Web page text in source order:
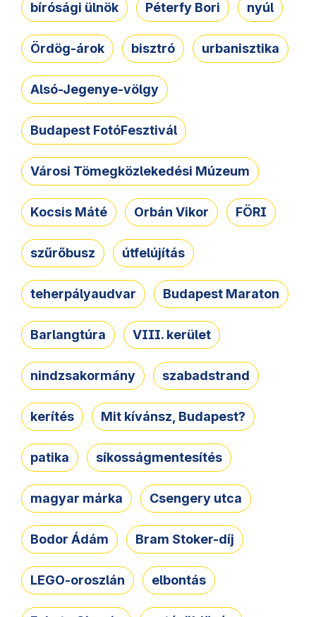
bírósági ülnök Péterfy Bori nyúl
Ördög-árok bisztró urbanisztika
Alsó-Jegenye-völgy
Budapest FotóFesztivál
Városi Tömegközlekedési Múzeum
Kocsis Máté Orbán Vikor FÖRI
szűrőbusz útfelújítás
teherpályaudvar Budapest Maraton
Barlangtúra VIII. kerület
nindzsakormány szabadstrand
kerítés Mit kívánsz, Budapest?
patika síkosságmentesítés
magyar márka Csengery utca
Bodor Ádám Bram Stoker-díj
LEGO-oroszlán elbontás